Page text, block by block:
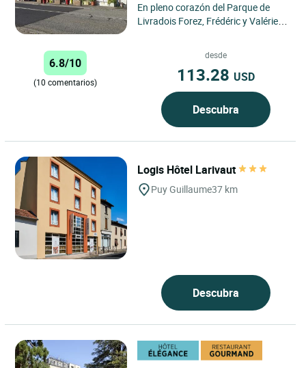
En pleno corazón del Parque de
Livradois Forez, Frédéric y Valérie le
6.8/10
(10 comentarios)
desde
113.28 USD
Descubra
Logis Hôtel Larivaut
Puy Guillaume37 km
Descubra